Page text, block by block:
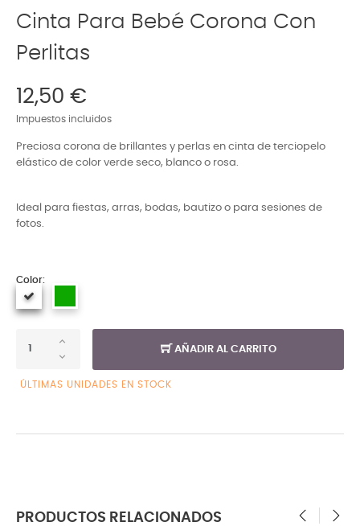
Cinta Para Bebé Corona Con
Perlitas
12,50 €
Impuestos incluidos
Preciosa corona de brillantes y perlas en cinta de terciopelo
elástico de color verde seco, blanco o rosa.
Ideal para fiestas, arras, bodas, bautizo o para sesiones de
fotos.
Color:
AÑADIR AL CARRITO
ÚLTIMAS UNIDADES EN STOCK
PRODUCTOS RELACIONADOS